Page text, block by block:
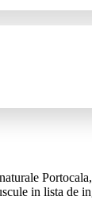
in lista de